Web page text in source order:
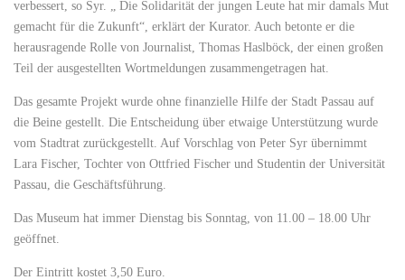
verbessert, so Syr. „ Die Solidarität der jungen Leute hat mir damals Mut
gemacht für die Zukunft“, erklärt der Kurator. Auch betonte er die
herausragende Rolle von Journalist, Thomas Haslböck, der einen großen
Teil der ausgestellten Wortmeldungen zusammengetragen hat.
Das gesamte Projekt wurde ohne finanzielle Hilfe der Stadt Passau auf
die Beine gestellt. Die Entscheidung über etwaige Unterstützung wurde
vom Stadtrat zurückgestellt. Auf Vorschlag von Peter Syr übernimmt
Lara Fischer, Tochter von Ottfried Fischer und Studentin der Universität
Passau, die Geschäftsführung.
Das Museum hat immer Dienstag bis Sonntag, von 11.00 – 18.00 Uhr
geöffnet.
Der Eintritt kostet 3,50 Euro.